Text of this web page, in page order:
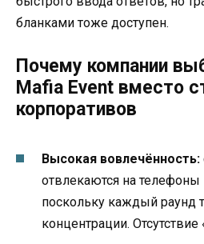
бланками тоже доступен.
Почему компании
Mafia Event вместо
корпоративов
Высокая вовлечённость:
отвлекаются на
поскольку каждый раунд
концентрации.